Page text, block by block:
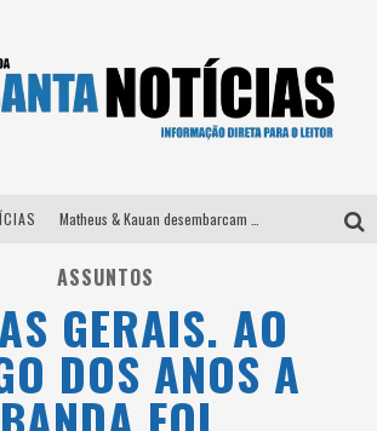
Selo Moda Music confirma Bel Costa no palco Talentos da Terra do Pedro Leopoldo Rodeio Show
Após sair da KondZilla, DJ Danny Albuquerque inicia nova fase
ASSUNTOS
GERAIS. AO
DOS ANOS A